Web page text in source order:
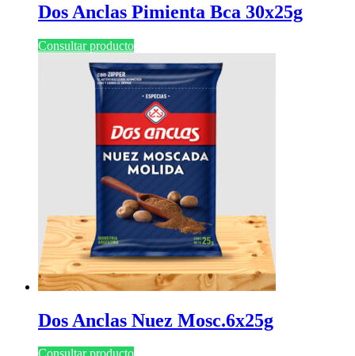
Dos Anclas Pimienta Bca 30x25g
Consultar producto
Dos Anclas Nuez Mosc.6x25g